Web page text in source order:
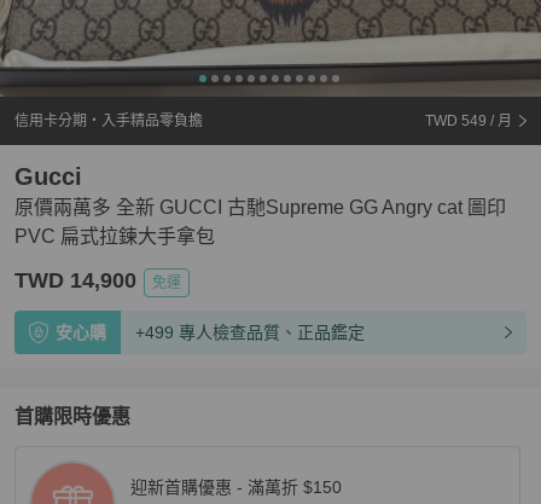
信用卡分期・入手精品零負擔 TWD 549 / 月
原價兩萬多 全新 GUCCI 古馳Supreme GG Angry cat 圖印
PVC 扁式拉鍊大手拿包
Gucci
TWD 14,900 免運
安心購 +499 專人檢查品質、正品鑑定
首購限時優惠
迎新首購優惠 - 滿萬折 $150